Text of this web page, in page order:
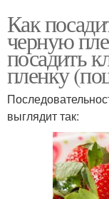
Как
черную
посадить
пленку
выглядит так: